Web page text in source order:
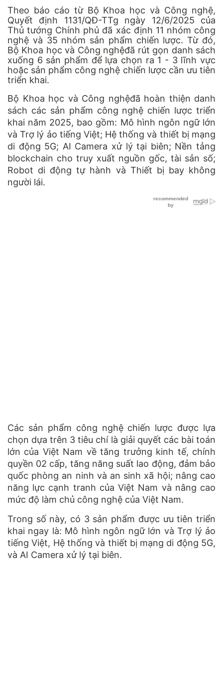
Theo báo cáo từ Bộ Khoa học và Công nghệ,
Quyết định 1131/QĐ-TTg ngày 12/6/2025 của
Thủ tướng Chính phủ đã xác định 11 nhóm công
nghệ và 35 nhóm sản phẩm chiến lược. Từ đó,
Bộ Khoa học và Công nghệđã rút gọn danh sách
xuống 6 sản phẩm để lựa chọn ra 1 - 3 lĩnh vực
hoặc sản phẩm công nghệ chiến lược cần ưu tiên
triển khai.
Bộ Khoa học và Công nghệđã hoàn thiện danh
sách các sản phẩm công nghệ chiến lược triển
khai năm 2025, bao gồm: Mô hình ngôn ngữ lớn
và Trợ lý ảo tiếng Việt; Hệ thống và thiết bị mạng
di động 5G; AI Camera xử lý tại biên; Nền tảng
blockchain cho truy xuất nguồn gốc, tài sản số;
Robot di động tự hành và Thiết bị bay không
người lái.
Các sản phẩm công nghệ chiến lược được lựa
chọn dựa trên 3 tiêu chí là giải quyết các bài toán
lớn của Việt Nam về tăng trưởng kinh tế, chính
quyền 02 cấp, tăng năng suất lao động, đảm bảo
quốc phòng an ninh và an sinh xã hội; nâng cao
năng lực cạnh tranh của Việt Nam và nâng cao
mức độ làm chủ công nghệ của Việt Nam.
Trong số này, có 3 sản phẩm được ưu tiên triển
khai ngay là: Mô hình ngôn ngữ lớn và Trợ lý ảo
tiếng Việt, Hệ thống và thiết bị mạng di động 5G,
và AI Camera xử lý tại biên.